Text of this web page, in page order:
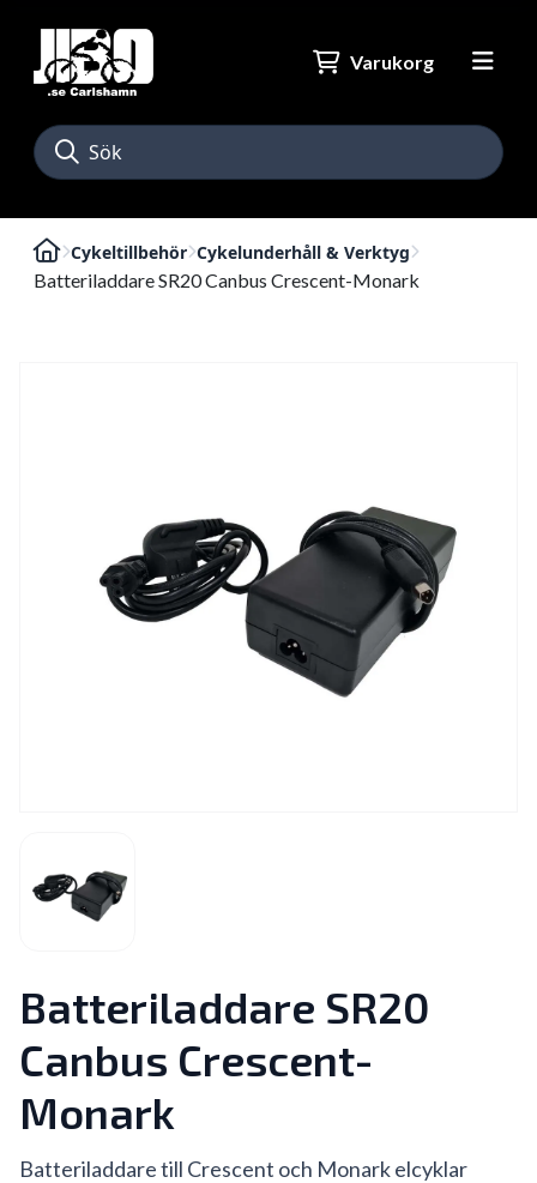
Varukorg
Cykeltillbehör Cykelunderhåll & Verktyg
Batteriladdare SR20 Canbus Crescent-Monark
Batteriladdare SR20
Canbus Crescent-
Monark
Batteriladdare till Crescent och Monark elcyklar